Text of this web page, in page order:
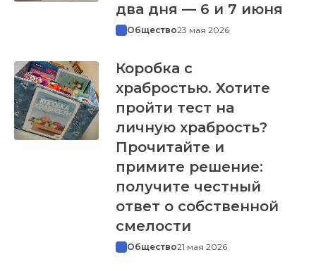
два дня — 6 и 7 июня
Общество23 мая 2026
Коробка с
храбростью. Хотите
пройти тест на
личную храбрость?
Прочитайте и
примите решение:
получите честный
ответ о собственной
смелости
Общество21 мая 2026